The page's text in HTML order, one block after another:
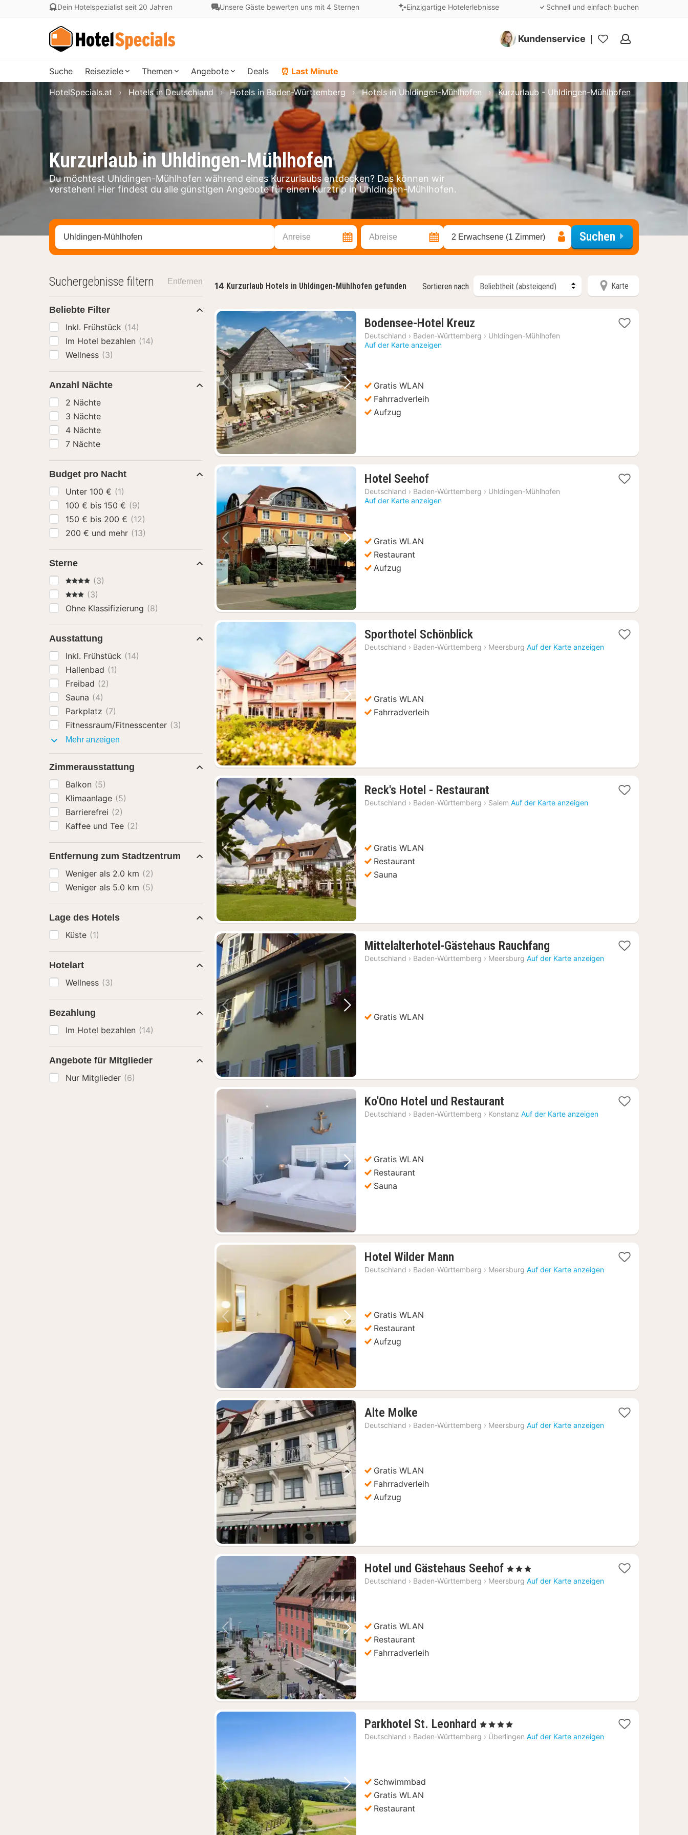
Dein Hotelspezialist seit 20 Jahren Unsere Gäste bewerten uns mit 4 Sternen Einzigartige Hotelerlebnisse Schnell und einfach buchen
Kundenservice
Meine
Suche Reiseziele Themen Angebote Deals ⏰ Last Minute
Kurzurlaub in Uhldingen-Mühlhofen
Du möchtest Uhldingen-Mühlhofen während eines Kurzurlaubs entdecken? Das können wir
verstehen! Hier findest du alle günstigen Angebote für einen Kurztrip in Uhldingen-Mühlhofen.
HotelSpecials.at Hotels in Deutschland Hotels in Baden-Württemberg Hotels in Uhldingen-Mühlhofen Kurzurlaub - Uhldingen-Mühlhofen
Stadt, Region oder Hotel suchen Anreise Abreise 2 Erwachsene (1 Zimmer) Suchen
14 Kurzurlaub Hotels in Uhldingen-Mühlhofen gefunden Sortieren nach Karte
Vorheriges Bild Nächstes Bild
Bodensee-Hotel Kreuz
Nacht
Deutschland › Baden-Württemberg › Uhldingen-Mühlhofen
Auf der Karte anzeigen
Gratis WLAN
Fahrradverleih
Aufzug
Vorheriges Bild Nächstes Bild
Hotel Seehof1
Nacht
ab
Deutschland › Baden-Württemberg › Uhldingen-Mühlhofen
Auf der Karte anzeigen
Gratis WLAN
Restaurant
Aufzug
Vorheriges Bild Nächstes Bild
Sporthotel Schönblick1
Nacht
Deutschland › Baden-Württemberg › Meersburg Auf der Karte anzeigen
Gratis WLAN
Fahrradverleih
Vorheriges Bild Nächstes Bild
Reck's Hotel - Restaurant
Nacht
Deutschland › Baden-Württemberg › Salem Auf der Karte anzeigen
Gratis WLAN
Restaurant
Sauna
Vorheriges Bild Nächstes Bild
Mittelalterhotel-Gästehaus Rauchfang
Nacht
Deutschland › Baden-Württemberg › Meersburg Auf der Karte anzeigen
Gratis WLAN
Vorheriges Bild Nächstes Bild
Ko'Ono Hotel und Restaurant
Nacht
Deutschland › Baden-Württemberg › Konstanz Auf der Karte anzeigen
Gratis WLAN
Restaurant
Sauna
Vorheriges Bild Nächstes Bild
Hotel Wilder Mann
Nacht
Deutschland › Baden-Württemberg › Meersburg Auf der Karte anzeigen
Gratis WLAN
Restaurant
Aufzug
Vorheriges Bild Nächstes Bild
Alte Molke
Nacht
Deutschland › Baden-Württemberg › Meersburg Auf der Karte anzeigen
Gratis WLAN
Fahrradverleih
Aufzug
Vorheriges Bild Nächstes Bild
Hotel und Gästehaus Seehof 1
Nacht
, 3 Sterne
Deutschland › Baden-Württemberg › Meersburg Auf der Karte anzeigen
Gratis WLAN
Restaurant
Fahrradverleih
Vorheriges Bild Nächstes Bild
Parkhotel St. Leonhard 1
Nacht
, 4 Sterne
Deutschland › Baden-Württemberg › Überlingen Auf der Karte anzeigen
Schwimmbad
Gratis WLAN
Restaurant
Suchergebnisse filtern Entfernen
Beliebte Filter
Inkl. Frühstück (14)
Im Hotel bezahlen (14)
Wellness (3)
Anzahl Nächte
2 Nächte
3 Nächte
4 Nächte
7 Nächte
Budget pro Nacht
Unter 100 € (1)
100 € bis 150 € (9)
150 € bis 200 € (12)
200 € und mehr (13)
Sterne
4 Sterne(3)
3 Sterne
(3)
Ohne Klassifizierung (8)
Ausstattung
Inkl. Frühstück (14)
Hallenbad (1)
Freibad (2)
Sauna (4)
Parkplatz (7)
Fitnessraum/Fitnesscenter (3)
Mehr anzeigen
Zimmerausstattung
Balkon (5)
Klimaanlage (5)
Barrierefrei (2)
Kaffee und Tee (2)
Entfernung zum Stadtzentrum
Weniger als 2.0 km (2)
Weniger als 5.0 km (5)
Lage des Hotels
Küste (1)
Hotelart
Wellness (3)
Bezahlung
Im Hotel bezahlen (14)
Angebote für Mitglieder
Nur Mitglieder (6)